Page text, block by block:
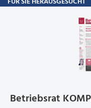
Betriebs­rat